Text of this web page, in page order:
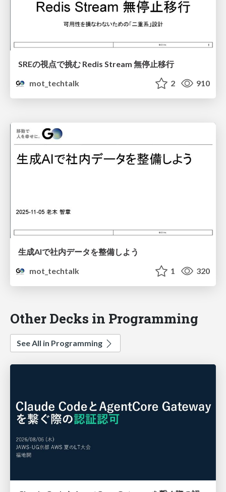
SREの視点で挑む Redis Stream 無停止移行
mot_techtalk
2 910
生成AIで社内データを整備しよう
mot_techtalk
1 320
Other Decks in Programming
See All in Programming